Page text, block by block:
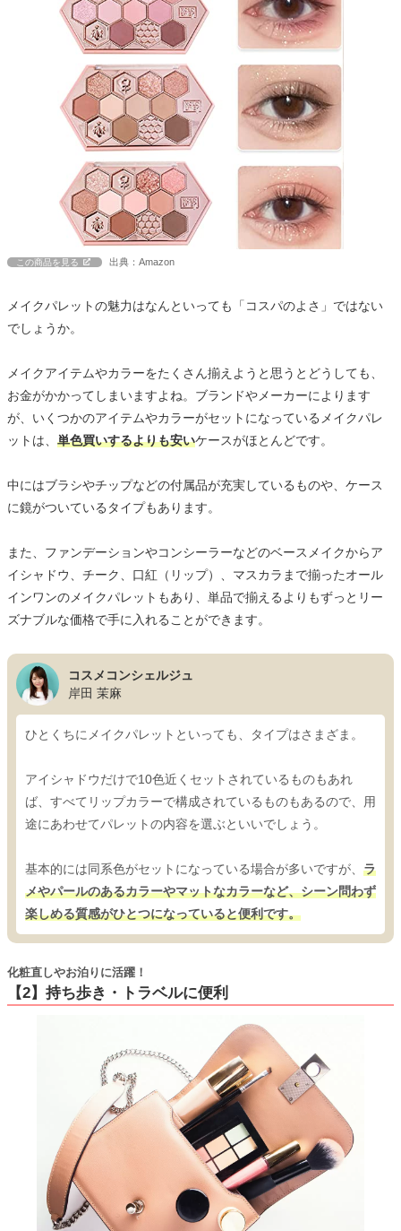
この商品を見る 出典：Amazon
メイクパレットの魅力はなんといっても「コスパのよさ」ではない
でしょうか。
メイクアイテムやカラーをたくさん揃えようと思うとどうしても、
お金がかかってしまいますよね。ブランドやメーカーによります
が、いくつかのアイテムやカラーがセットになっているメイクパレ
ットは、 単色買いするよりも安いケースがほとんどです。
中にはブラシやチップなどの付属品が充実しているものや、ケース
に鏡がついているタイプもあります。
また、ファンデーションやコンシーラーなどのベースメイクからア
イシャドウ、チーク、口紅（リップ）、マスカラまで揃ったオール
インワンのメイクパレットもあり、単品で揃えるよりもずっとリー
ズナブルな価格で手に入れることができます。
コスメコンシェルジュ
岸田 茉麻
ひとくちにメイクパレットといっても、タイプはさまざま。
アイシャドウだけで10色近くセットされているものもあれ
ば、すべてリップカラーで構成されているものもあるので、用
途にあわせてパレットの内容を選ぶといいでしょう。
基本的には同系色がセットになっている場合が多いですが、 ラ
メやパールのあるカラーやマットなカラーなど、シーン問わず
楽しめる質感がひとつになっていると便利です。
【2】持ち歩き・トラベルに便利
化粧直しやお泊りに活躍！